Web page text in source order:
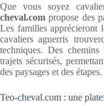
Que vous soyez
cheval.com propose des
Les familles apprécieront
cavaliers aguerris
techniques. Des chemins
trajets sécurisés,
des paysages et des étapes.
Teo-cheval.com : une